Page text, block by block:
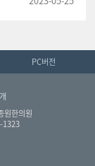
PC버전
원한의원
1323